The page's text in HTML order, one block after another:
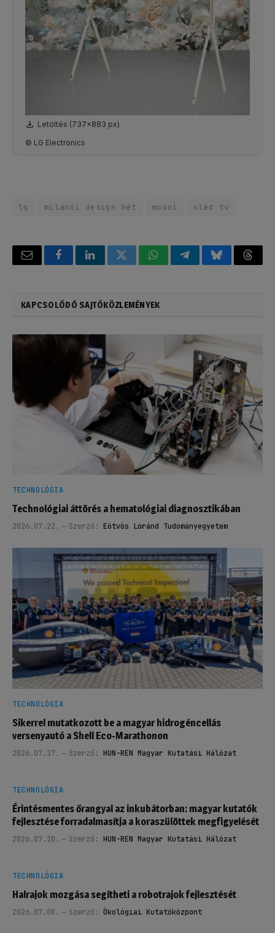
Letöltés (737x883 px)
© LG Electronics
lg milánói design hét moooi oled tv
Email FacebookLinkedInTwitterWhatsAppTelegramBluesky
KAPCSOLÓDÓ SAJTÓKÖZLEMÉNYEK
TECHNOLÓGIA
Technológiai áttörés a hematológiai diagnosztikában
2026.07.22. Szerző: Eötvös Loránd Tudományegyetem
TECHNOLÓGIA
Sikerrel mutatkozott be a magyar hidrogéncellás
versenyautó a Shell Eco-Marathonon
2026.07.17. Szerző: HUN-REN Magyar Kutatási Hálózat
TECHNOLÓGIA
Érintésmentes őrangyal az inkubátorban: magyar kutatók
fejlesztése forradalmasítja a koraszülöttek megfigyelését
2026.07.10. Szerző: HUN-REN Magyar Kutatási Hálózat
TECHNOLÓGIA
Halrajok mozgása segítheti a robotrajok fejlesztését
2026.07.08. Szerző: Ökológiai Kutatóközpont